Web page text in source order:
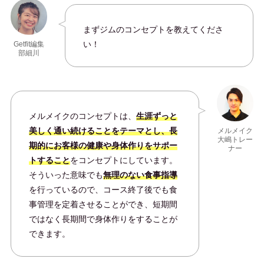
Getfit編集
部細川
まずジムのコンセプトを教えてくださ
い！
メルメイク
大嶋トレー
ナー
メルメイクのコンセプトは、 生涯ずっと
美しく通い続けることをテーマとし、長
期的にお客様の健康や身体作りをサポー
トすることをコンセプトにしています。
そういった意味でも無理のない食事指導
を行っているので、コース終了後でも食
事管理を定着させることができ、短期間
ではなく長期間で身体作りをすることが
できます。